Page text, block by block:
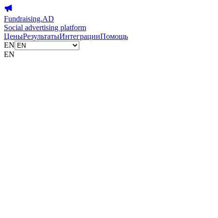
Fundraising.AD
Social advertising platform
ЦеныРезультатыИнтеграцииПомощь
EN
EN